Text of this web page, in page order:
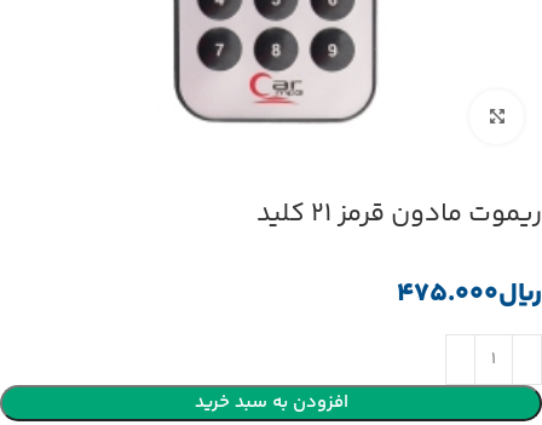
بزرگنمایی تصویر
ریموت مادون قرمز 21 کلید
﷼
افزودن به سبد خرید